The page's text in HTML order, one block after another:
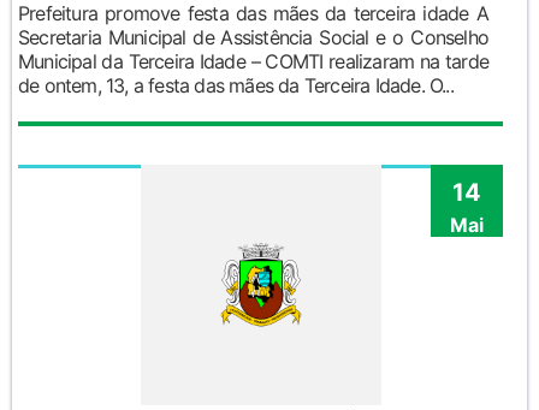
Prefeitura promove festa das mães da terceira idade A
Secretaria Municipal de Assistência Social e o Conselho
Municipal da Terceira Idade – COMTI realizaram na tarde
de ontem, 13, a festa das mães da Terceira Idade. O...
14
Mai